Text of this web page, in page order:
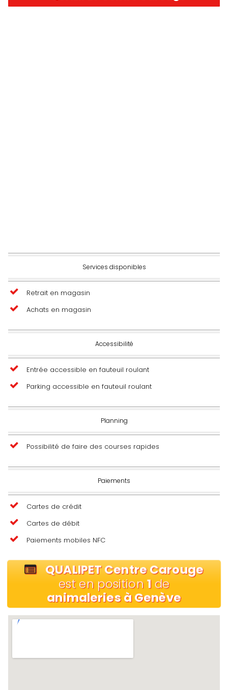
Services disponibles
Retrait en magasin
Achats en magasin
Accessibilité
Entrée accessible en fauteuil roulant
Parking accessible en fauteuil roulant
Planning
Possibilité de faire des courses rapides
Paiements
Cartes de crédit
Cartes de débit
Paiements mobiles NFC
QUALIPET Centre Carouge
est en position 1de
animaleries à Genève